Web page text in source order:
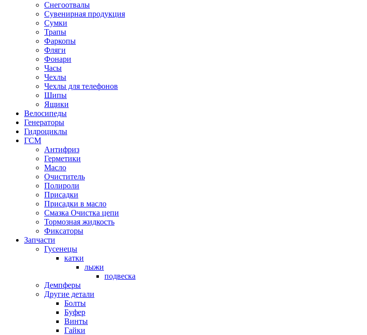
Снегоотвалы
Сувенирная продукция
Сумки
Трапы
Фаркопы
Фляги
Фонари
Часы
Чехлы
Чехлы для телефонов
Шипы
Ящики
Велосипеды
Генераторы
Гидроциклы
ГСМ
Антифриз
Герметики
Масло
Очиститель
Полироли
Присадки
Присадки в масло
Смазка Очистка цепи
Тормозная жидкость
Фиксаторы
Запчасти
Гусенецы
катки
лыжи
подвеска
Демпферы
Другие детали
Болты
Буфер
Винты
Гайки